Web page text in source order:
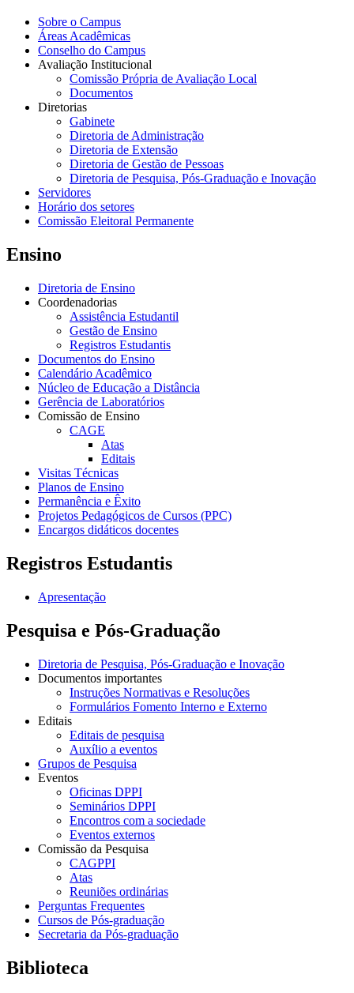
Sobre o Campus
Áreas Acadêmicas
Conselho do Campus
Avaliação Institucional
Comissão Própria de Avaliação Local
Documentos
Diretorias
Gabinete
Diretoria de Administração
Diretoria de Extensão
Diretoria de Gestão de Pessoas
Diretoria de Pesquisa, Pós-Graduação e Inovação
Servidores
Horário dos setores
Comissão Eleitoral Permanente
Ensino
Diretoria de Ensino
Coordenadorias
Assistência Estudantil
Gestão de Ensino
Registros Estudantis
Documentos do Ensino
Calendário Acadêmico
Núcleo de Educação a Distância
Gerência de Laboratórios
Comissão de Ensino
CAGE
Atas
Editais
Visitas Técnicas
Planos de Ensino
Permanência e Êxito
Projetos Pedagógicos de Cursos (PPC)
Encargos didáticos docentes
Registros Estudantis
Apresentação
Pesquisa e Pós-Graduação
Diretoria de Pesquisa, Pós-Graduação e Inovação
Documentos importantes
Instruções Normativas e Resoluções
Formulários Fomento Interno e Externo
Editais
Editais de pesquisa
Auxílio a eventos
Grupos de Pesquisa
Eventos
Oficinas DPPI
Seminários DPPI
Encontros com a sociedade
Eventos externos
Comissão da Pesquisa
CAGPPI
Atas
Reuniões ordinárias
Perguntas Frequentes
Cursos de Pós-graduação
Secretaria da Pós-graduação
Biblioteca